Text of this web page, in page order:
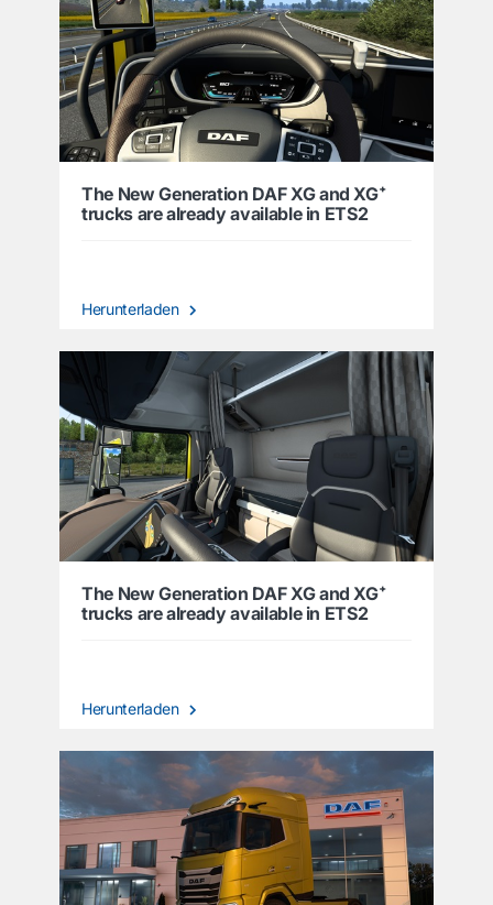
The New Generation DAF XG and XG⁺
trucks are already available in ETS2
Herunterladen
The New Generation DAF XG and XG⁺
trucks are already available in ETS2
Herunterladen